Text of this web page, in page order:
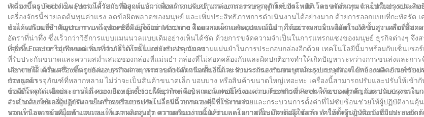
พัฒนาโดย Techflow Pack ได้รับการพิสูจน์แล้วว่าสามารถปรับปรุงกระบวนการบรรจุภัณฑ์ ประหยัดเวลา ลดต้นทุน และปรับปรุงประสิท
เครื่องขึ้นรูปกล่องเป็นอุปกรณ์ล้ำสมัยที่ออกแบบมาเพื่อสร้างและสร้างกล่องกระดาษลูกฟูกโดยอัตโนมัติ โดยขจัดความจำเป็นในการประก
เครื่องจักรนี้ช่วยลดต้นทุนค่าแรง ลดข้อผิดพลาดของมนุษย์ และเพิ่มประสิทธิภาพการดำเนินงานได้อย่างมาก ด้วยการออกแบบที่กะทัดรัด เ
สามารถรวมเข้ากับสายการบรรจุภัณฑ์ที่มีอยู่ได้อย่างง่ายดาย โดยผสมผสานกับอุปกรณ์อื่น ๆ ได้อย่างราบรื่นเพื่อสร้างระบบการผลิตที่สอด
ข้อได้เปรียบที่สำคัญประการหนึ่งของ Box Erector Machine คือความเร็วและความแม่นยำ ด้วยความสามารถอัตโนมัติขั้นสูง เครื่องนี้สา
อัตราที่น่าทึ่ง ซึ่งเร็วกว่าวิธีการแบบแมนนวลแบบเดิมอย่างเห็นได้ชัด ด้วยการขจัดความจำเป็นในการแทรกแซงของมนุษย์ ธุรกิจต่างๆ จึง
ที่สูงขึ้น และบรรลุกำหนดเวลาที่จำกัดได้โดยไม่กระทบต่อคุณภาพ
เครื่อง Erector ไม่เพียงแต่เพิ่มความเร็วเท่านั้น แต่ยังรับประกันความแม่นยำในการประกอบกล่องอีกด้วย เทคโนโลยีนี้มาพร้อมกับเซ็นเซอ
ที่รับประกันขนาดและความสม่ำเสมอของกล่องที่แม่นยำ กล่องที่ไม่สอดคล้องกันและผิดปกติอาจทำให้เกิดปัญหาระหว่างการขนส่งและกา
เสียหายได้ ด้วยเครื่องขึ้นรูปกล่อง ธุรกิจต่างๆ สามารถขจัดความเสี่ยงนี้และรับประกันความสมบูรณ์ของบรรจุภัณฑ์ ปกป้องผลิตภัณฑ์ของ
ของลูกค้า
นอกจากนี้ เครื่องสร้างกล่องยังมอบความสามารถรอบด้านที่เหนือชั้นอีกด้วย สามารถรองรับขนาดและรูปแบบกล่องได้หลากหลาย รองรับ
กำหนดบรรจุภัณฑ์ที่หลากหลาย ไม่ว่าจะเป็นสินค้าขนาดเล็ก บอบบาง หรือสินค้าขนาดใหญ่เทอะทะ เครื่องนี้สามารถปรับและปรับให้เข้ากั
งานบรรจุภัณฑ์แต่ละงานได้ ความยืดหยุ่นนี้ช่วยให้ธุรกิจต่างๆ สามารถตอบสนองความต้องการที่หลากหลายของลูกค้า และปรับปรุงกระ
จำเป็นต้องใช้เครื่องจักรหลายเครื่องหรือการปรับเปลี่ยนด้วยตนเองที่ใช้เวลานาน
ข้อดีที่โดดเด่นอีกประการหนึ่งของ Box Erector Machine คืออินเทอร์เฟซที่ใช้งานง่าย Techflow Pack ให้ความสำคัญกับความสะดวกใน
สะดวกสบายของผู้ปฏิบัติงานในการออกแบบเทคโนโลยีนี้ การควบคุมที่ใช้งานง่ายและกระบวนการตั้งค่าที่ไม่ซับซ้อนช่วยให้ผู้ปฏิบัติงานคุ้น
รวดเร็ว ลดเวลาหยุดทำงานและเพิ่มผลผลิตสูงสุด ความเรียบง่ายนี้ยังช่วยลดโอกาสที่จะเกิดข้อผิดพลาด ทำให้ทั้งผู้ปฏิบัติงานที่มีประสบกา
นอกเหนือจากข้อดีในด้านความเร็ว ความแม่นยำ ความสามารถรอบด้าน และความเป็นมิตรต่อผู้ใช้แล้ว เครื่องสร้างกล่องยังช่วยประหยัด